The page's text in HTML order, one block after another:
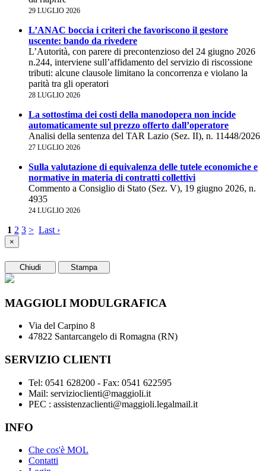
29 LUGLIO 2026
L’ANAC boccia i criteri che favoriscono il gestore
uscente: bando da rivedere
L’Autorità, con parere di precontenzioso del 24 giugno 2026
n.244, interviene sull’affidamento del servizio di riscossione
tributi: alcune clausole limitano la concorrenza e violano la
parità tra gli operatori
28 LUGLIO 2026
La sottostima dei costi della manodopera non incide
automaticamente sul prezzo offerto dall’operatore
Analisi della sentenza del TAR Lazio (Sez. II), n. 11448/2026
27 LUGLIO 2026
Sulla valutazione di equivalenza delle tutele economiche e
normative in materia di contratti collettivi
Commento a Consiglio di Stato (Sez. V), 19 giugno 2026, n.
4935
24 LUGLIO 2026
1 2 3 > Last ›
×
Chiudi Stampa
MAGGIOLI MODULGRAFICA
Via del Carpino 8
47822 Santarcangelo di Romagna (RN)
SERVIZIO CLIENTI
Tel: 0541 628200 - Fax: 0541 622595
Mail: servizioclienti@maggioli.it
PEC : assistenzaclienti@maggioli.legalmail.it
INFO
Che cos'è MOL
Contatti